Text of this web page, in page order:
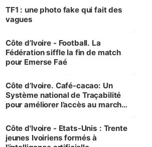
sur la scène internationale »
TF1 : une photo fake qui fait des
vagues
Côte d’Ivoire - Football. La
Fédération siffle la fin de match
pour Emerse Faé
Côte d’Ivoire. Café-cacao: Un
Système national de Traçabilité
pour améliorer l’accès au marché
Côte d'Ivoire - Etats-Unis : Trente
jeunes Ivoiriens formés à